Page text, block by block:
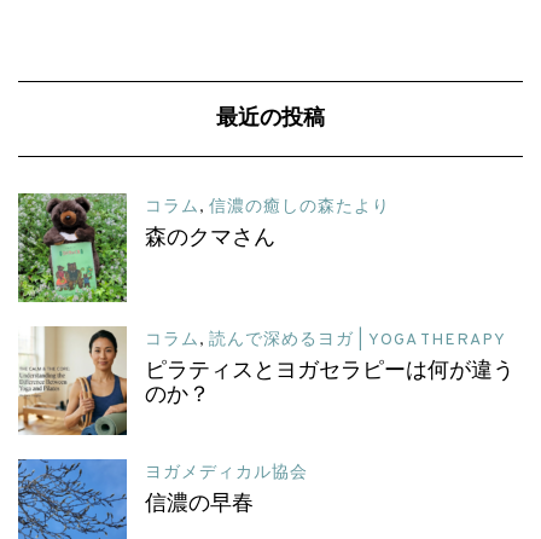
最近の投稿
コラム, 信濃の癒しの森たより
森のクマさん
コラム, 読んで深めるヨガ | YOGA THERAPY
ピラティスとヨガセラピーは何が違う
のか？
ヨガメディカル協会
信濃の早春